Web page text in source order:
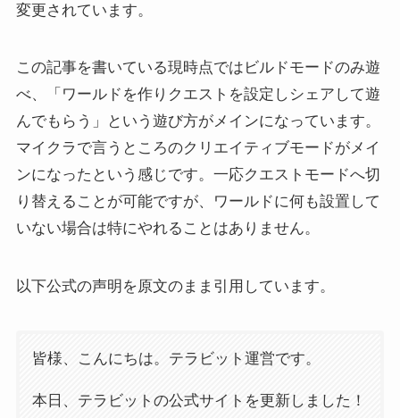
変更されています。
この記事を書いている現時点ではビルドモードのみ遊
べ、「ワールドを作りクエストを設定しシェアして遊
んでもらう」という遊び方がメインになっています。
マイクラで言うところのクリエイティブモードがメイ
ンになったという感じです。一応クエストモードへ切
り替えることが可能ですが、ワールドに何も設置して
いない場合は特にやれることはありません。
以下公式の声明を原文のまま引用しています。
皆様、こんにちは。テラビット運営です。
本日、テラビットの公式サイトを更新しました！